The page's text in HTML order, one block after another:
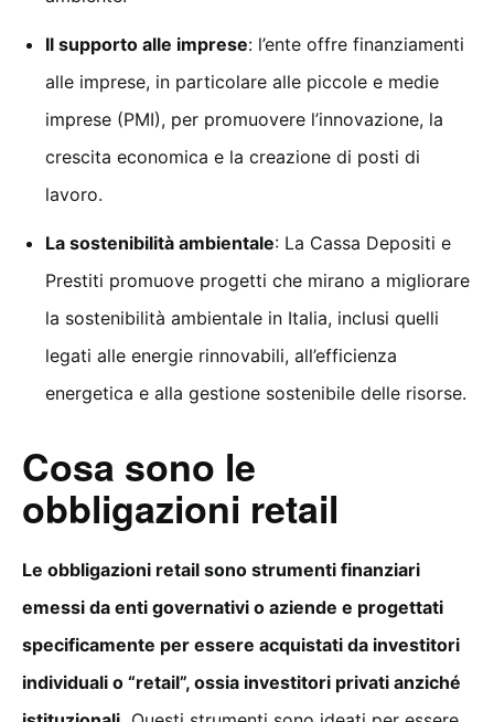
Il supporto alle imprese: l’ente offre finanziamenti
alle imprese, in particolare alle piccole e medie
imprese (PMI), per promuovere l’innovazione, la
crescita economica e la creazione di posti di
lavoro.
La sostenibilità ambientale: La Cassa Depositi e
Prestiti promuove progetti che mirano a migliorare
la sostenibilità ambientale in Italia, inclusi quelli
legati alle energie rinnovabili, all’efficienza
energetica e alla gestione sostenibile delle risorse.
Cosa sono le
obbligazioni retail
Le obbligazioni retail sono strumenti finanziari
emessi da enti governativi o aziende e progettati
specificamente per essere acquistati da investitori
individuali o “retail”, ossia investitori privati anziché